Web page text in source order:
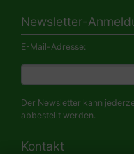
Newsletter-
E-Mail-Adresse:
Der Newsletter kann
abbestellt werden.
Kontakt